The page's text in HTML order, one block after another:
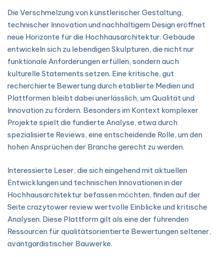
Die Verschmelzung von künstlerischer Gestaltung,
technischer Innovation und nachhaltigem Design eröffnet
neue Horizonte für die Hochhausarchitektur. Gebäude
entwickeln sich zu lebendigen Skulpturen, die nicht nur
funktionale Anforderungen erfüllen, sondern auch
kulturelle Statements setzen. Eine kritische, gut
recherchierte Bewertung durch etablierte Medien und
Plattformen bleibt dabei unerlässlich, um Qualität und
Innovation zu fördern. Besonders im Kontext komplexer
Projekte spielt die fundierte Analyse, etwa durch
spezialisierte Reviews, eine entscheidende Rolle, um den
hohen Ansprüchen der Branche gerecht zu werden.
Interessierte Leser, die sich eingehend mit aktuellen
Entwicklungen und technischen Innovationen in der
Hochhausarchitektur befassen möchten, finden auf der
Seite crazytower review wertvolle Einblicke und kritische
Analysen. Diese Plattform gilt als eine der führenden
Ressourcen für qualitätsorientierte Bewertungen seltener,
avantgardistischer Bauwerke.